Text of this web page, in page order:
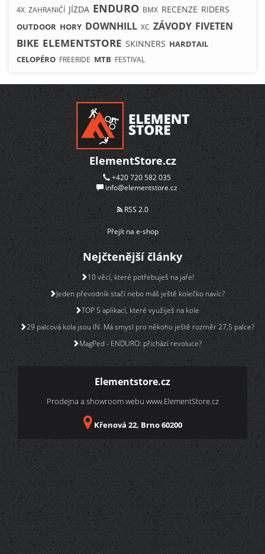
4X ZAHRANIČÍ JÍZDA ENDURO BMX RECENZE RIDERS
OUTDOOR HORY DOWNHILL XC ZÁVODY FIVETEN
BIKE ELEMENTSTORE SKINNERS HARDTAIL
CELOPÉRO FREERIDE MTB FESTIVAL
ElementStore.cz
+420 720 582 035
info@elementstore.cz
RSS 2.0
Přejít na e-shop
Nejčtenější články
10 věcí, které potřebuješ na jaře!
Jeden převodník stačí nebo máš ještě kolečko navíc?
TOP 5 aplikací, které využiješ na kole
29 palcová kola jsou IN. Má smysl pro někoho ještě rozměr 27,5 palce?
MagPed - ENDURO: přichází revoluce?
Elementstore.cz
Prodejna a showroom webu www.ElementStore.cz
Křenová 22, Brno 60200